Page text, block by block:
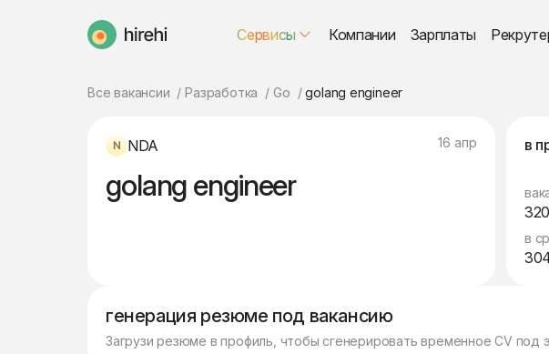
HireHi Сервисы Компании Зарплаты
Все вакансии Разработка Go golang engineer
NDA 16 апр
golang engineer
в
в
генерация резюме под вакансию
Загрузи резюме в профиль, чтобы сгенерировать временное CV под